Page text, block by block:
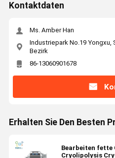
Kontaktdaten
Ms. Amber Han
Industriepark No.19 Yongxu,
Bezirk
86-13060901678
Erhalten Sie Den Besten
Bearbeiten fette
Cryolipolysis